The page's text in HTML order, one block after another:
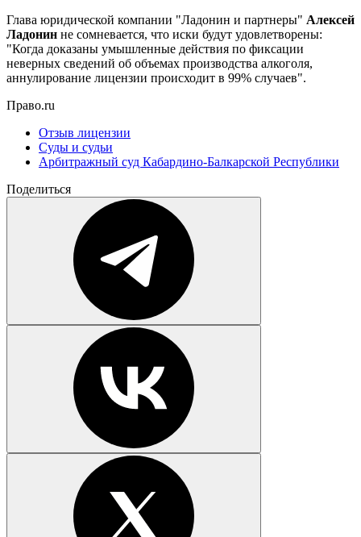
Глава юридической компании "Ладонин и партнеры" Алексей
Ладонин не сомневается, что иски будут удовлетворены:
"Когда доказаны умышленные действия по фиксации
неверных сведений об объемах производства алкоголя,
аннулирование лицензии происходит в 99% случаев".
Право.ru
Отзыв лицензии
Суды и судьи
Арбитражный суд Кабардино-Балкарской Республики
Поделиться